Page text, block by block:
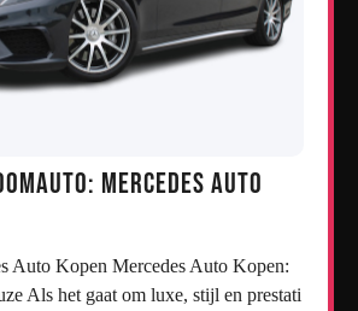
Mercedes auto
Als het gaat om luxe, stijl en prestati